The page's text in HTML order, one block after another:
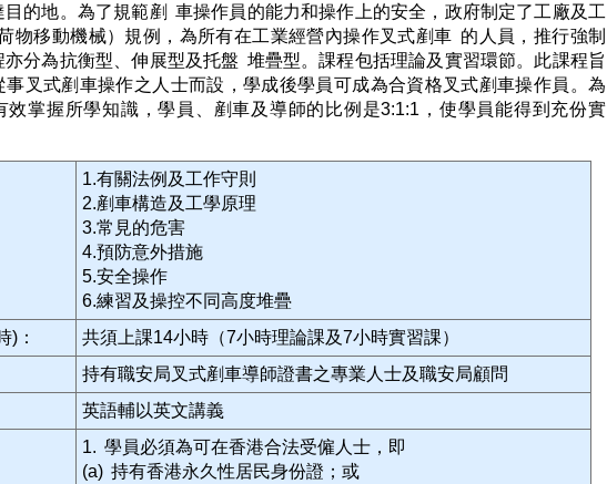
目的地。為了規範剷 車操作員的能力和操作上的安全，政府制定了工廠及工
物移動機械）規例，為所有在工業經營內操作叉式剷車 的人員，推行強制
亦分為抗衡型、伸展型及托盤 堆疊型。課程包括理論及實習環節。此課程旨
事叉式剷車操作之人士而設，學成後學員可成為合資格叉式剷車操作員。為
效掌握所學知識，學員、剷車及導師的比例是3:1:1，使學員能得到充份實
1.有關法例及工作守則
2.剷車構造及工學原理
3.常見的危害
4.預防意外措施
5.安全操作
6.練習及操控不同高度堆疊
)：
共須上課14小時（7小時理論課及7小時實習課）
持有職安局叉式剷車導師證書之專業人士及職安局顧問
英語輔以英文講義
1. 學員必須為可在香港合法受僱人士，即
(a) 持有香港永久性居民身份證；或